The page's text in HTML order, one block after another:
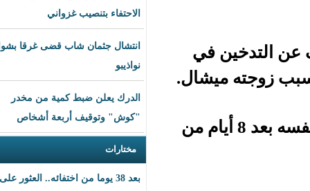
الاحتفاء بتنصيب غزواني
انتشال جثمان شاب قضى غرقا بشواطئ
نواذيبو
الدرك يعلن ضبط كمية من مخدر
"كوش" وتوقيف أربعة أشخاص
بعد 38 يوما من اختفائه.. العثور على
في
في تعكير مزاح بول الذي شنق نفسه بعد 8 أيام من